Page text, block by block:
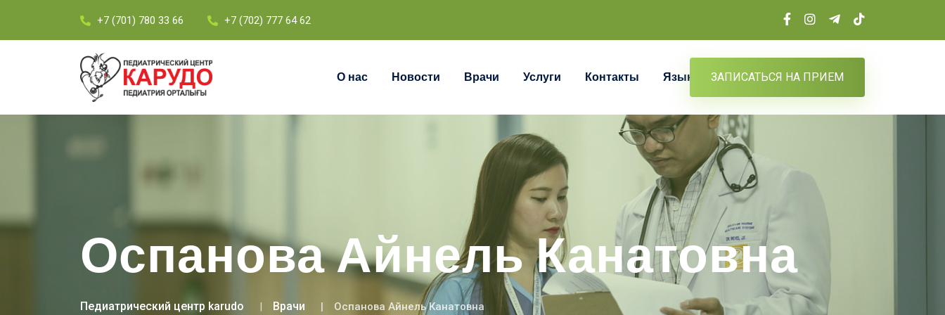
+7 (701) 780 33 66 +7 (702) 777 64 62
О нас Новости Врачи Услуги Контакты Язык ЗАПИСАТЬСЯ НА ПРИЕМ
Оспанова Айнель Канатовна
Педиатрический центр karudo Врачи Оспанова Айнель Канатовна